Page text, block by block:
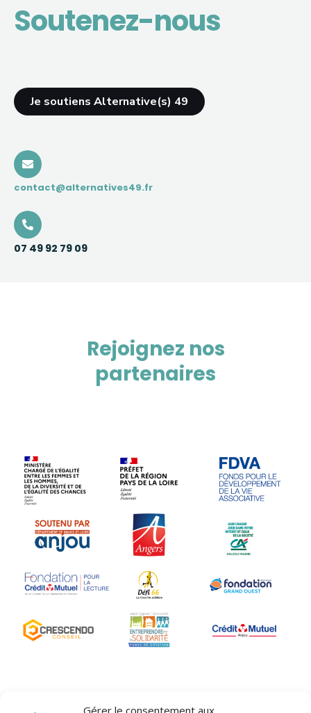
Gérer le consentement aux
Soutenez-nous
Je soutiens Alternative(s) 49
contact@alternatives49.fr
07 49 92 79 09
Rejoignez nos
partenaires